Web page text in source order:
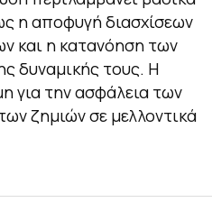
η αποφυγή διασχίσεων
και η κατανόηση των
δυναμικής τους. Η
για την ασφάλεια των
ζημιών σε μελλοντικά